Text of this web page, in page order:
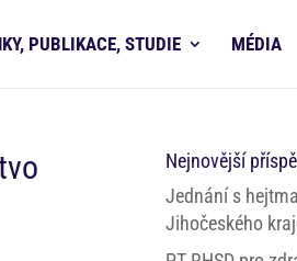
PUBLIKACE, STUDIE MÉDIA
Nejnovější
Jednání s
Jihočeského